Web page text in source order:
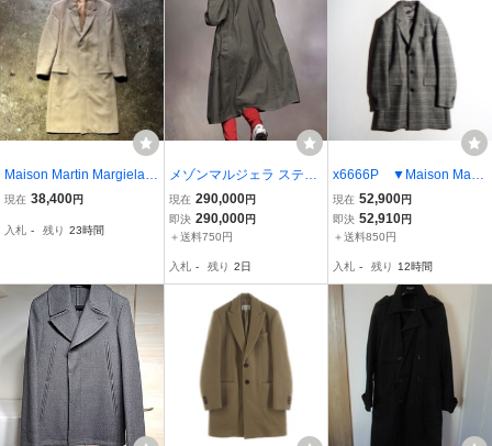
Maison Martin Margiela
⑭ 14aw チェスターコー
ンマルタンマルジェラ 20
現在 38,400円
入札 - 残り 23時間
メゾンマルジェラ ステン
カラー キャンバス ロング
コート MAISON MARGIE
LA Canvas Coat
現在 290,000円
即決 290,000円
＋送料750円
入札 - 残り 2日
x6666P ▼Maison Marti
n Margiela 14 メゾンマル
タンマルジェラ▼ 14A
W ウールリネン チェスタ
48 秋冬 rb mks
現在 52,900円
即決 52,910円
＋送料850円
入札 - 残り 12時間